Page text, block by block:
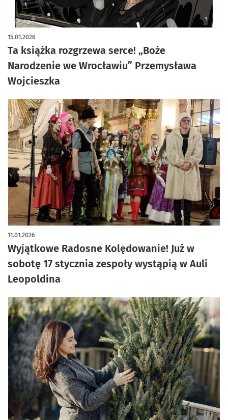
Ta książka rozgrzewa serce! „Boże
Narodzenie we Wrocławiu” Przemysława
Wojcieszka
15.01.2026
Wyjątkowe Radosne Kolędowanie! Już w
sobotę 17 stycznia zespoły wystąpią w Auli
Leopoldina
11.01.2026